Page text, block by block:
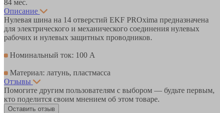
84 мес.
Описание
Нулевая шина на 14 отверстий EKF PROxima предназначена
для электрического и механического соединения нулевых
рабочих и нулевых защитных проводников.
Номинальный ток: 100 А
Материал: латунь, пластмасса
Отзывы
Помогите другим пользователям с выбором — будьте первым,
кто поделится своим мнением об этом товаре.
Оставить отзыв